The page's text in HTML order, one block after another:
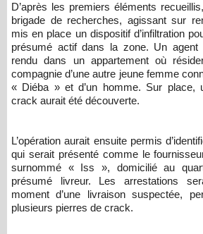
D’après les premiers éléments
brigade de recherches, agissant sur
mis en place un dispositif d’infiltration
présumé actif dans la zone. Un
rendu dans un appartement où
compagnie d’une autre jeune femme
« Diéba » et d’un homme. Sur place,
crack aurait été découverte.
L’opération aurait ensuite permis
qui serait présenté comme le
surnommé « Iss », domicilié au
présumé livreur. Les arrestations
moment d’une livraison suspectée,
plusieurs pierres de crack.